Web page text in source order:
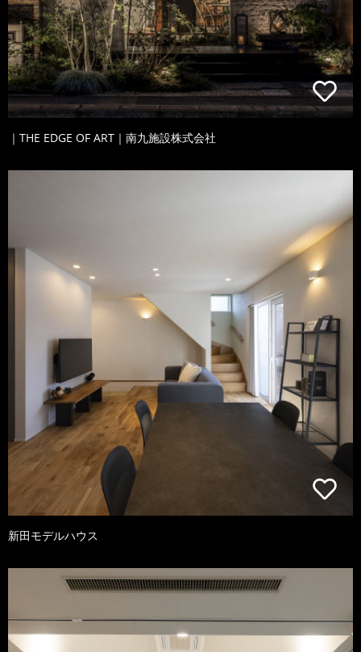
｜THE EDGE OF ART｜南九施設株式会社
新田モデルハウス